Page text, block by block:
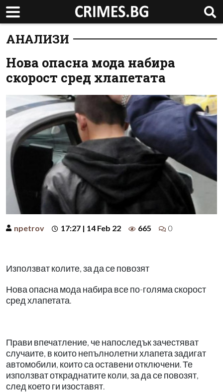
АНАЛИЗИ
Нова опасна мода набира
скорост сред хлапетата
npetrov 17:27 | 14 Feb 22 665 0
Използват колите, за да се повозят
Нова опасна мода набира все по-голяма скорост
сред хлапетата.
Прави впечатление, че напоследък зачестяват
случаите, в които непълнолетни хлапета задигат
автомобили, които са оставени отключени. Те
използват откраднатите коли, за да се повозят,
след което ги изоставят.